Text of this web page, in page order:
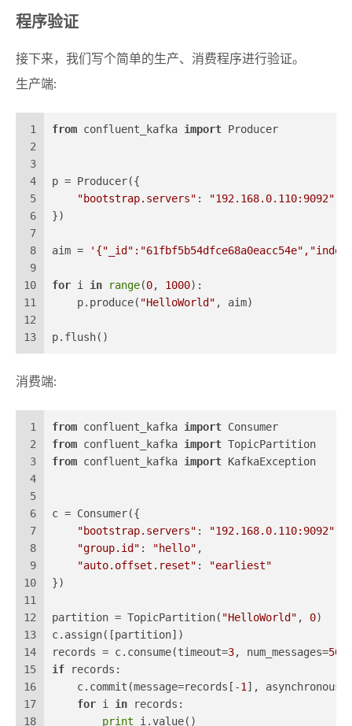
程序验证
接下来，我们写个简单的生产、消费程序进行验证。
生产端:
1
2
3
4
5
6
7
8
9
10
11
12
13
from confluent_kafka import Producer
p = Producer({
"bootstrap.servers" :
"192.168.0.110:9092"
})
aim =
for i in range(0, 1000):
    p.produce(
"HelloWorld" , aim)
p.flush()
消费端:
1
2
3
4
5
6
7
8
9
10
11
12
13
14
15
16
17
18
from confluent_kafka import Consumer
from confluent_kafka import TopicPartition
from confluent_kafka import KafkaException
c = Consumer({
"bootstrap.servers" : "192.168.0.110:9092"
"group.id" : "hello" ,
"auto.offset.reset" :
"earliest"
})
partition = TopicPartition( "HelloWorld" , 0)
c.assign([partition])
records = c.consume(timeout=3, num_messages=50
if records:
    c.commit(message=records[-
1 ], asynchronous=
for i in records:
print i.value()